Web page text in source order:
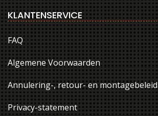
KLANTENSERVICE
FAQ
Algemene Voorwaarden
Annulering-, retour- en montagebeleid
Privacy-statement